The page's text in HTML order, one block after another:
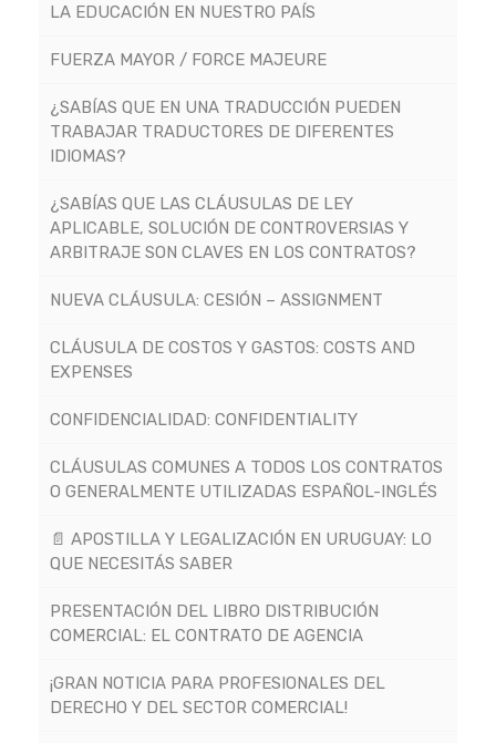
LA EDUCACIÓN EN NUESTRO PAÍS
FUERZA MAYOR / FORCE MAJEURE
¿SABÍAS QUE EN UNA TRADUCCIÓN PUEDEN
TRABAJAR TRADUCTORES DE DIFERENTES
IDIOMAS?
¿SABÍAS QUE LAS CLÁUSULAS DE LEY
APLICABLE, SOLUCIÓN DE CONTROVERSIAS Y
ARBITRAJE SON CLAVES EN LOS CONTRATOS?
NUEVA CLÁUSULA: CESIÓN – ASSIGNMENT
CLÁUSULA DE COSTOS Y GASTOS: COSTS AND
EXPENSES
CONFIDENCIALIDAD: CONFIDENTIALITY
CLÁUSULAS COMUNES A TODOS LOS CONTRATOS
O GENERALMENTE UTILIZADAS ESPAÑOL-INGLÉS
📄 APOSTILLA Y LEGALIZACIÓN EN URUGUAY: LO
QUE NECESITÁS SABER
PRESENTACIÓN DEL LIBRO DISTRIBUCIÓN
COMERCIAL: EL CONTRATO DE AGENCIA
¡GRAN NOTICIA PARA PROFESIONALES DEL
DERECHO Y DEL SECTOR COMERCIAL!